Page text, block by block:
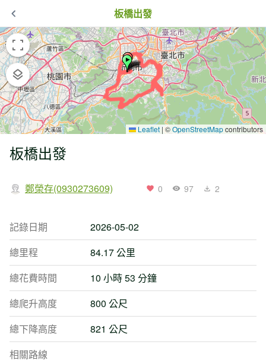
板橋出發
Leaflet | ©OpenStreetMapcontributors
板橋出發
鄭榮存(0930273609) 0 97 2
記錄日期
2026-05-02
總里程
84.17 公里
總花費時間
10 小時 53 分鐘
總爬升高度
800 公尺
總下降高度
821 公尺
相關路線